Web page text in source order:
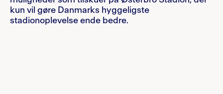
kun vil gøre Danmarks hyggeligste
stadionoplevelse ende bedre.